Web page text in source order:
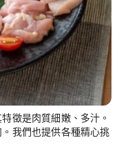
徵是肉質細嫩、多汁。
我們也提供各種精心挑